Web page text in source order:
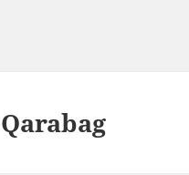
Qarabag